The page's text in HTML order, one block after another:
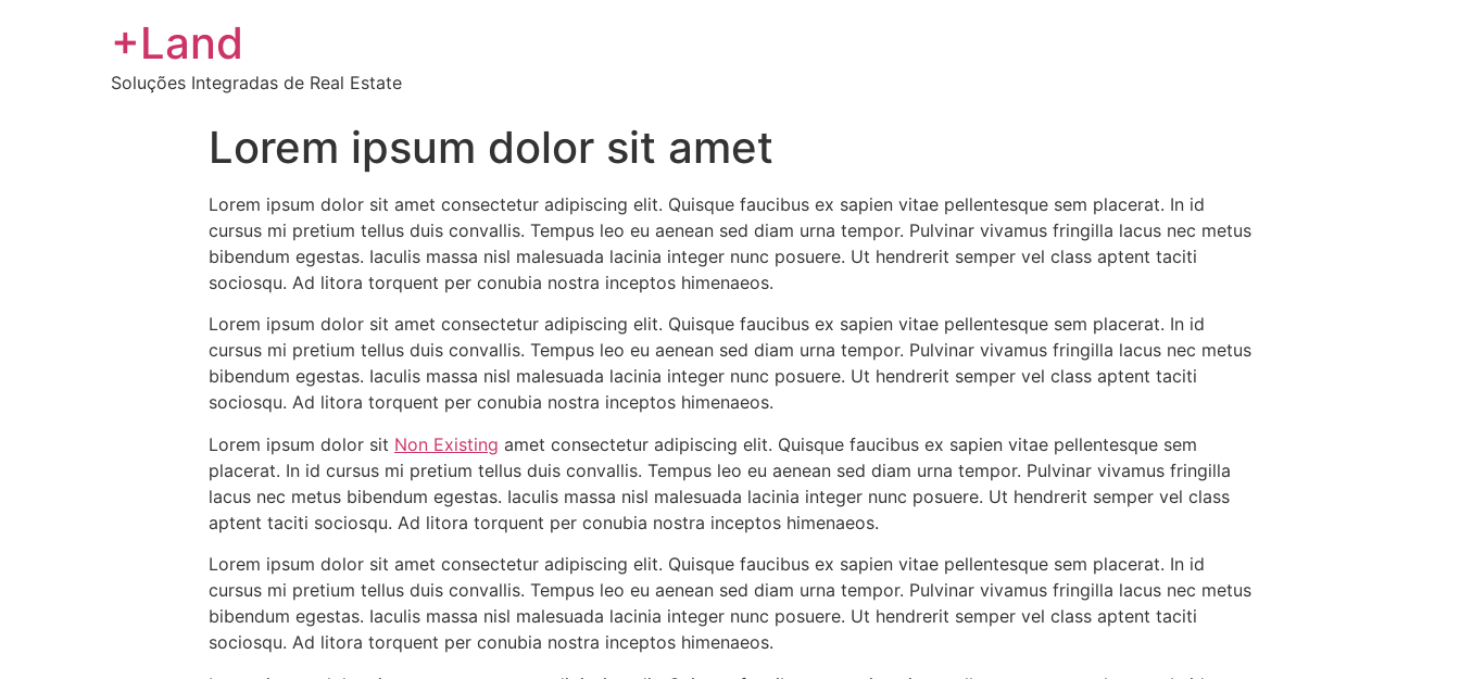
+Land
Soluções Integradas de Real Estate
Lorem ipsum dolor sit amet
Lorem ipsum dolor sit amet consectetur adipiscing elit. Quisque faucibus ex sapien vitae pellentesque sem placerat. In id
cursus mi pretium tellus duis convallis. Tempus leo eu aenean sed diam urna tempor. Pulvinar vivamus fringilla lacus nec metus
bibendum egestas. Iaculis massa nisl malesuada lacinia integer nunc posuere. Ut hendrerit semper vel class aptent taciti
sociosqu. Ad litora torquent per conubia nostra inceptos himenaeos.
Lorem ipsum dolor sit amet consectetur adipiscing elit. Quisque faucibus ex sapien vitae pellentesque sem placerat. In id
cursus mi pretium tellus duis convallis. Tempus leo eu aenean sed diam urna tempor. Pulvinar vivamus fringilla lacus nec metus
bibendum egestas. Iaculis massa nisl malesuada lacinia integer nunc posuere. Ut hendrerit semper vel class aptent taciti
sociosqu. Ad litora torquent per conubia nostra inceptos himenaeos.
Lorem ipsum dolor sit Non Existing amet consectetur adipiscing elit. Quisque faucibus ex sapien vitae pellentesque sem
placerat. In id cursus mi pretium tellus duis convallis. Tempus leo eu aenean sed diam urna tempor. Pulvinar vivamus fringilla
lacus nec metus bibendum egestas. Iaculis massa nisl malesuada lacinia integer nunc posuere. Ut hendrerit semper vel class
aptent taciti sociosqu. Ad litora torquent per conubia nostra inceptos himenaeos.
Lorem ipsum dolor sit amet consectetur adipiscing elit. Quisque faucibus ex sapien vitae pellentesque sem placerat. In id
cursus mi pretium tellus duis convallis. Tempus leo eu aenean sed diam urna tempor. Pulvinar vivamus fringilla lacus nec metus
bibendum egestas. Iaculis massa nisl malesuada lacinia integer nunc posuere. Ut hendrerit semper vel class aptent taciti
sociosqu. Ad litora torquent per conubia nostra inceptos himenaeos.